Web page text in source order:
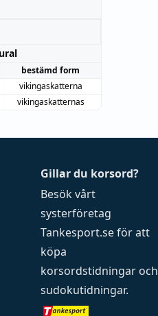
bestämd form
vikingaskatterna
vikingaskatternas
Gillar du korsord?
Besök vårt
systerföretag
Tankesport.seför att
köpa
korsordstidningar och
sudokutidningar.